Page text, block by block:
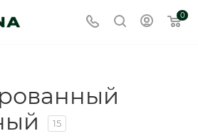
0
15